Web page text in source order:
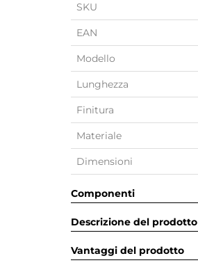
SKU
EAN
Modello
Lunghezza
Finitura
Materiale
Dimensioni
Componenti
Descrizione del prodotto
Vantaggi del prodotto